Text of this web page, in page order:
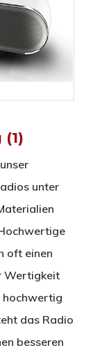
unter
oft einen
Wertigkeit
hochwertig
das Radio
besseren